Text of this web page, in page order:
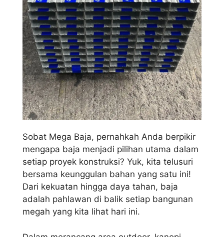
Sobat Mega Baja, pernahkah Anda berpikir
mengapa baja menjadi pilihan utama dalam
setiap proyek konstruksi? Yuk, kita telusuri
bersama keunggulan bahan yang satu ini!
Dari kekuatan hingga daya tahan, baja
adalah pahlawan di balik setiap bangunan
megah yang kita lihat hari ini.